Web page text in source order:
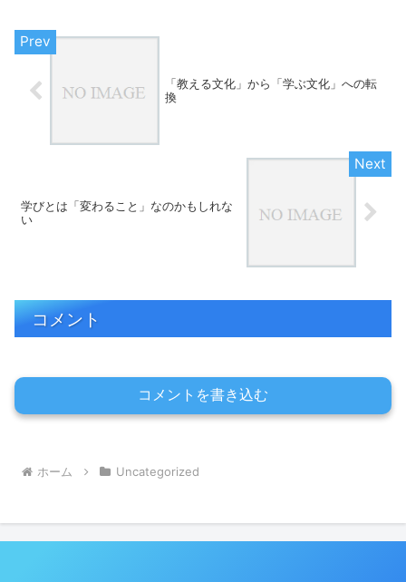
「教える文化」から「学ぶ文化」への転
換
学びとは「変わること」なのかもしれな
い
コメント
コメントを書き込む
ホーム Uncategorized